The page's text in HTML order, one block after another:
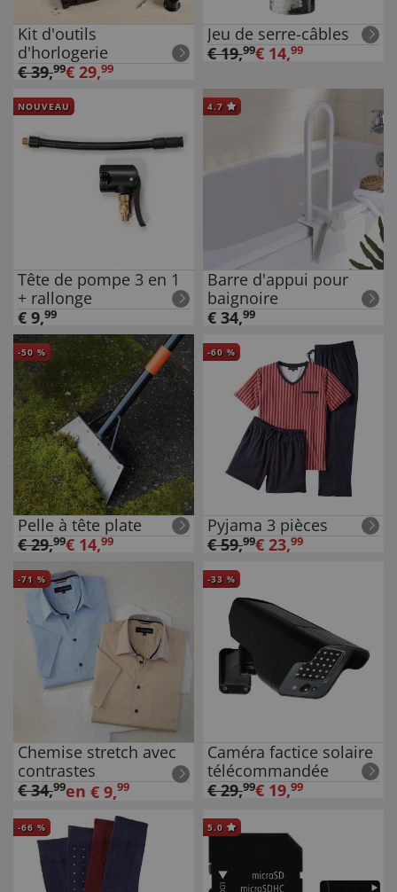
Kit d'outils
d'horlogerie
€39,99€ 29,99
Jeu de serre-câbles
€19,99€ 14,99
NOUVEAU
Tête de pompe 3 en 1
+ rallonge
€ 9,99
4.7
Barre d'appui pour
baignoire
€ 34,99
-50 %
Pelle à tête plate
€29,99€ 14,99
-60 %
Pyjama 3 pièces
€59,99€ 23,99
-71 %
Chemise stretch avec
contrastes
€34,99en € 9,99
-33 %
Caméra factice solaire
télécommandée
€29,99€ 19,99
-66 % 5.0